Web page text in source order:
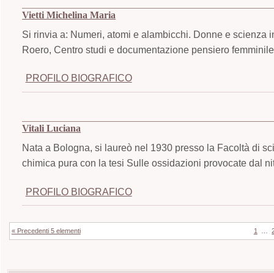
Vietti Michelina Maria
Si rinvia a: Numeri, atomi e alambicchi. Donne e scienza
Roero, Centro studi e documentazione pensiero
PROFILO BIOGRAFICO
Vitali Luciana
Nata a Bologna, si laureò nel 1930 presso la Facoltà di
chimica pura con la tesi Sulle ossidazioni provocate dal
PROFILO BIOGRAFICO
« Precedenti 5 elementi 1